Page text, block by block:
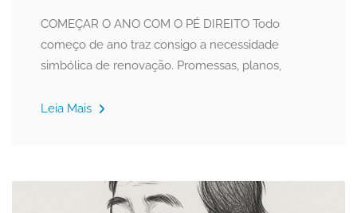
COMEÇAR O ANO COM O PÉ DIREITO Todo
começo de ano traz consigo a necessidade
simbólica de renovação. Promessas, planos,
Leia Mais